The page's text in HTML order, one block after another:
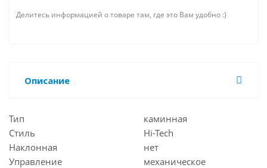
Делитесь информацией о товаре там, где это Вам удобно :)
Описание
Тип
каминная
Стиль
Hi-Tech
Наклонная
нет
Управление
механическое